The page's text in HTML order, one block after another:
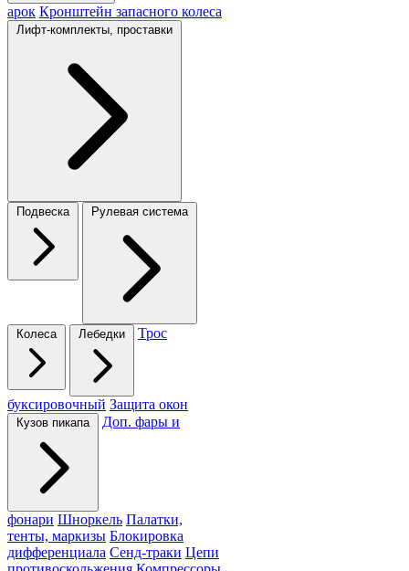
арок Кронштейн запасного колеса
Лифт-комплекты, проставки
Подвеска Рулевая система
Колеса Лебедки Трос
буксировочный Защита окон
Кузов пикапа Доп. фары и
фонари Шноркель Палатки,
тенты, маркизы Блокировка
дифференциала Сенд-траки Цепи